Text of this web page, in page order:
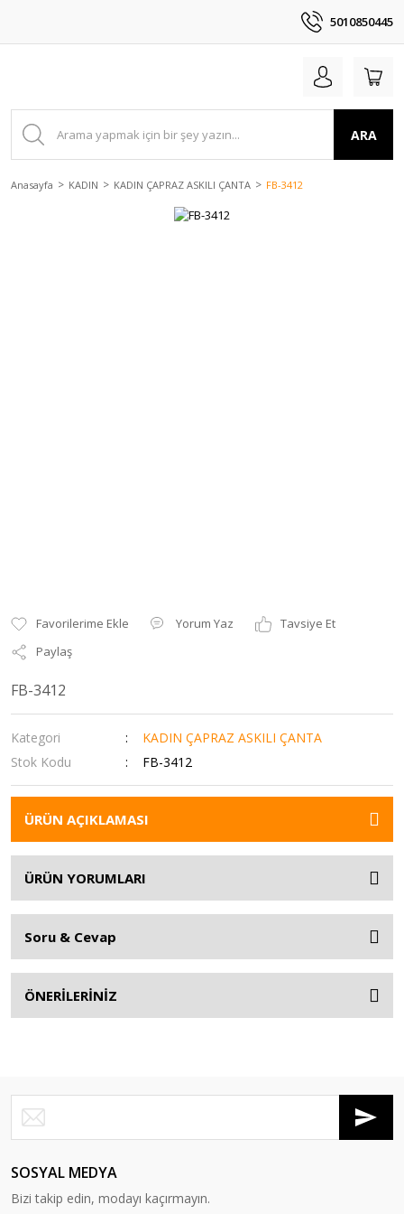
5010850445
ARA
Anasayfa KADIN KADIN ÇAPRAZ ASKILI ÇANTA FB-3412
Yorum Yaz
Tavsiye Et
Paylaş
FB-3412
Kategori
KADIN ÇAPRAZ ASKILI ÇANTA
Stok Kodu
FB-3412
ÜRÜN AÇIKLAMASI
ÜRÜN YORUMLARI
Soru & Cevap
ÖNERİLERİNİZ
SOSYAL MEDYA
Bizi takip edin, modayı kaçırmayın.